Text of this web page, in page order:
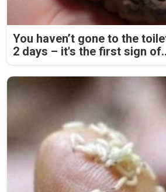
You haven’t gone to the
2 days – it's the first sign